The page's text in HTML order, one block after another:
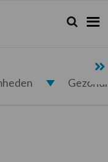
Zoeken...
Zoek